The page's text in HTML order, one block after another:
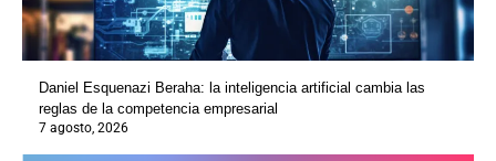
Daniel Esquenazi Beraha: la inteligencia artificial cambia las
reglas de la competencia empresarial
7 agosto, 2026